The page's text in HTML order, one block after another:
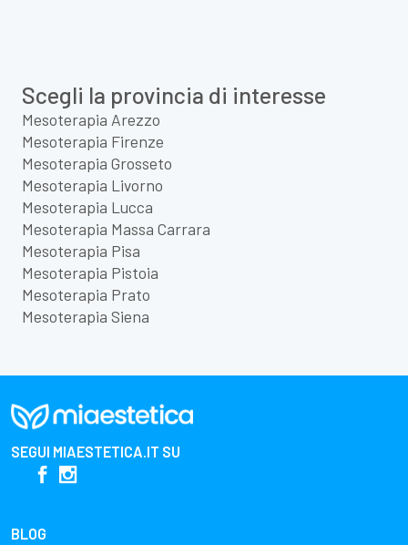
Scegli la provincia di interesse
Mesoterapia Arezzo
Mesoterapia Firenze
Mesoterapia Grosseto
Mesoterapia Livorno
Mesoterapia Lucca
Mesoterapia Massa Carrara
Mesoterapia Pisa
Mesoterapia Pistoia
Mesoterapia Prato
Mesoterapia Siena
SEGUI MIAESTETICA.IT SU
BLOG